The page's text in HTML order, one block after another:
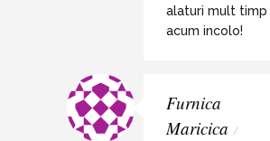
alaturi mult timp
acum incolo!
Furnica
Maricica /